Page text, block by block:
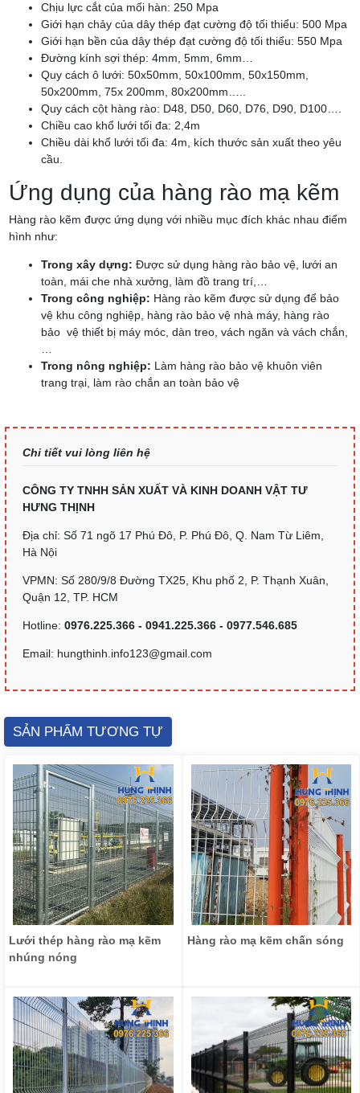
Chịu lực cắt của mối hàn: 250 Mpa
Giới hạn chảy của dây thép đạt cường độ tối thiểu: 500 Mpa
Giới hạn bền của dây thép đạt cường độ tối thiểu: 550 Mpa
Đường kính sợi thép: 4mm, 5mm, 6mm…
Quy cách ô lưới: 50x50mm, 50x100mm, 50x150mm,
50x200mm, 75x 200mm, 80x200mm…..
Quy cách cột hàng rào: D48, D50, D60, D76, D90, D100….
Chiều cao khổ lưới tối đa: 2,4m
Chiều dài khổ lưới tối đa: 4m, kích thước sản xuất theo yêu
cầu.
Ứng dụng của hàng rào mạ kẽm
Hàng rào kẽm được ứng dụng với nhiều mục đích khác nhau điểm
hình như:
Trong xây dựng: Được sử dụng hàng rào bảo vệ, lưới an
toàn, mái che nhà xưởng, làm đồ trang trí,…
Trong công nghiệp: Hàng rào kẽm được sử dụng để bảo
vệ khu công nghiệp, hàng rào bảo vệ nhà máy, hàng rào
bảo vệ thiết bị máy móc, dàn treo, vách ngăn và vách chắn,
Trong nông nghiệp: Làm hàng rào bảo vệ khuôn viên
trang trại, làm rào chắn an toàn bảo vệ
Chi tiết vui lòng liên hệ
CÔNG TY TNHH SẢN XUẤT VÀ KINH DOANH VẬT TƯ
HƯNG THỊNH
Địa chỉ: Số 71 ngõ 17 Phú Đô, P. Phú Đô, Q. Nam Từ Liêm,
Hà Nội
VPMN: Số 280/9/8 Đường TX25, Khu phố 2, P. Thạnh Xuân,
Quận 12, TP. HCM
Hotline: 0976.225.366 - 0941.225.366 - 0977.546.685
Email: hungthinh.info123@gmail.com
SẢN PHẨM TƯƠNG TỰ
Lưới thép hàng rào mạ kẽm
nhúng nóng
Hàng rào mạ kẽm chấn sóng